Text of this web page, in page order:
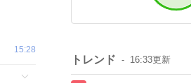
15:28
トレンド 16:33更新